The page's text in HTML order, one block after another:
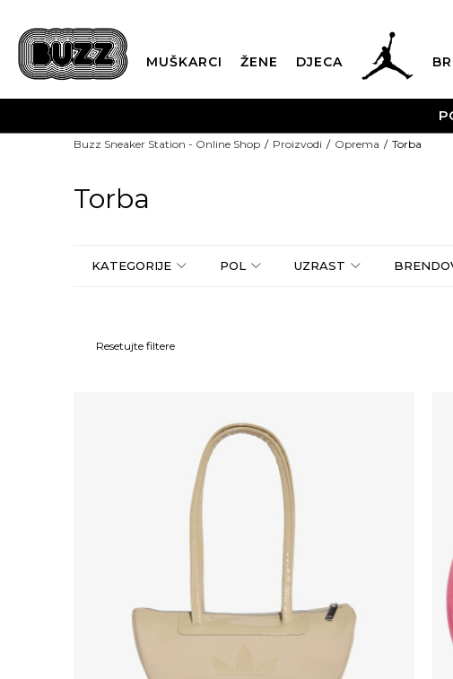
MUŠKARCI ŽENE DJECA
Buzz Sneaker Station - Online Shop Proizvodi Oprema Torba
Torba
KATEGORIJE POL UZRAST
Resetujte filtere